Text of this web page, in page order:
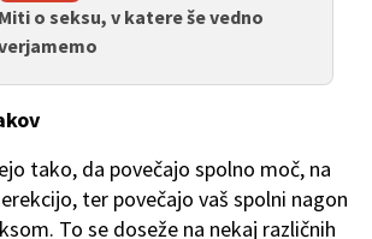
Miti o seksu, v katere še vedno
tako, da povečajo spolno moč, na
ter povečajo vaš spolni nagon
To se doseže na nekaj različnih